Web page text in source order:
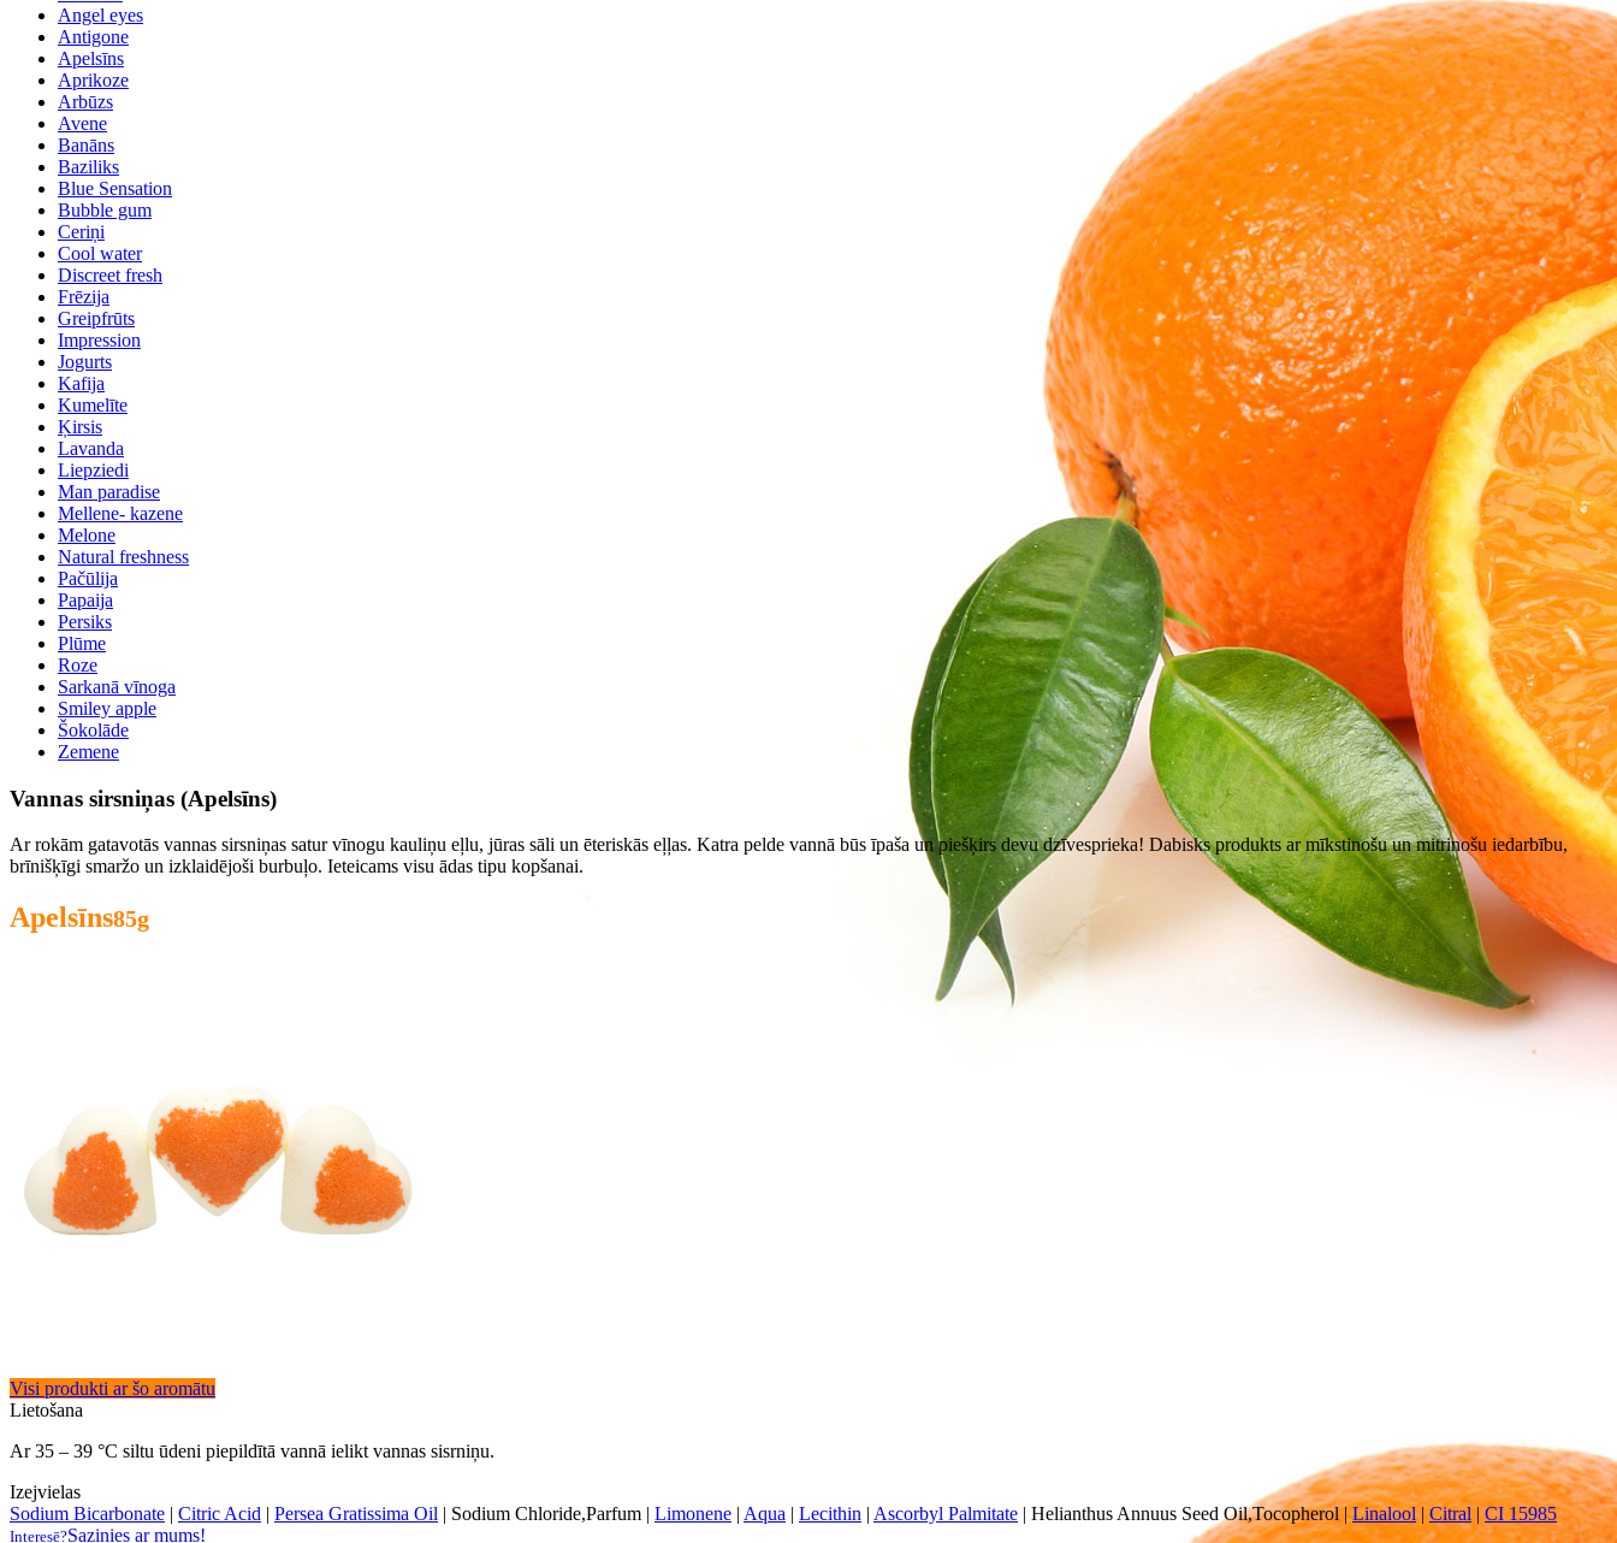
Angel eyes
Antigone
Apelsīns
Aprikoze
Arbūzs
Avene
Banāns
Baziliks
Blue Sensation
Bubble gum
Ceriņi
Cool water
Discreet fresh
Frēzija
Greipfrūts
Impression
Jogurts
Kafija
Kumelīte
Ķirsis
Lavanda
Liepziedi
Man paradise
Mellene- kazene
Melone
Natural freshness
Pačūlija
Papaija
Persiks
Plūme
Roze
Sarkanā vīnoga
Smiley apple
Šokolāde
Zemene
Vannas sirsniņas (Apelsīns)
Ar rokām gatavotās vannas sirsniņas satur vīnogu kauliņu eļlu, jūras sāli un ēteriskās eļļas. Katra pelde vannā būs īpaša un piešķirs devu dzīvesprieka! Dabisks produkts ar mīkstinošu un mitrinošu iedarbību,
brīnišķīgi smaržo un izklaidējoši burbuļo. Ieteicams visu ādas tipu kopšanai.
Apelsīns85g
Visi produkti ar šo aromātu
Lietošana
Ar 35 – 39 °C siltu ūdeni piepildītā vannā ielikt vannas sisrniņu.
Izejvielas
Sodium Bicarbonate | Citric Acid | Persea Gratissima Oil | Sodium Chloride,Parfum | Limonene | Aqua | Lecithin | Ascorbyl Palmitate | Helianthus Annuus Seed Oil,Tocopherol| Linalool | Citral | CI 15985
Interesē?Sazinies ar mums!